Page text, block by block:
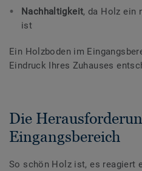
Nachhaltigkeit, da Holz ein
ist
Ein Holzboden im
Eindruck Ihres Zuhauses
Die
Eingangsbereich
So schön Holz ist, es reagiert